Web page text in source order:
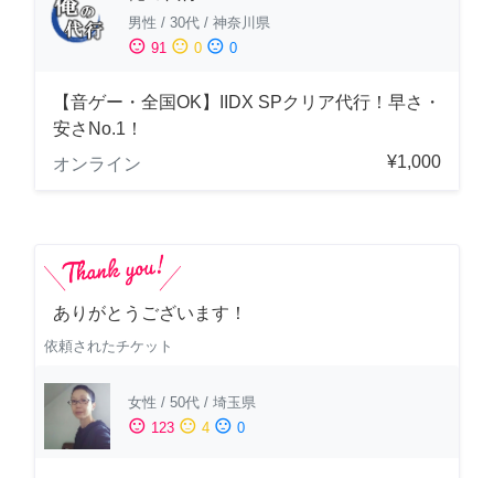
男性 / 30代 / 神奈川県
sentiment_satisfied 91 sentiment_neutral 0 sentiment_dissatisfied 0
【音ゲー・全国OK】IIDX SPクリア代行！早さ・
安さNo.1！
オンライン
¥1,000
ありがとうございます！
依頼されたチケット
女性 / 50代 / 埼玉県
sentiment_satisfied 123 sentiment_neutral 4 sentiment_dissatisfied 0